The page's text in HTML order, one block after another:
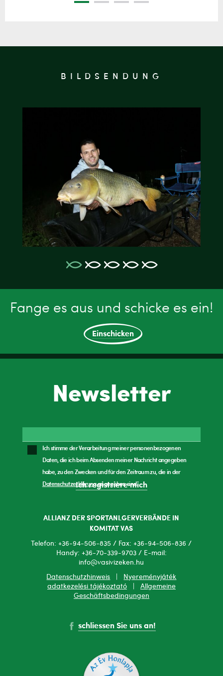
BILDSENDUNG
Fange es aus und schicke es ein!
Einschicken
Newsletter
Ich stimme der Verarbeitung meiner personenbezogenen
Daten, die ich beim Absenden meiner Nachricht angegeben
habe, zu den Zwecken und für den Zeitraum zu, die in der
Datenschutzerklärungangegeben sind.
Ich registriere mich
ALLIANZ DER SPORTANLGERVERBÄNDE IN
KOMITAT VAS
Telefon: +36-94-506-835 / Fax: +36-94-506-836 /
Handy: +36-70-339-9703 / E-mail:
info@vasivizeken.hu
Datenschutzhinweis
Nyereményjáték
adatkezelési tájékoztató| Allgemeine
Geschäftsbedingungen
schliessen Sie uns an!